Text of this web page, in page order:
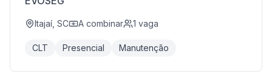
Itajaí, SC A combinar 1 vaga
CLT Presencial Manutenção